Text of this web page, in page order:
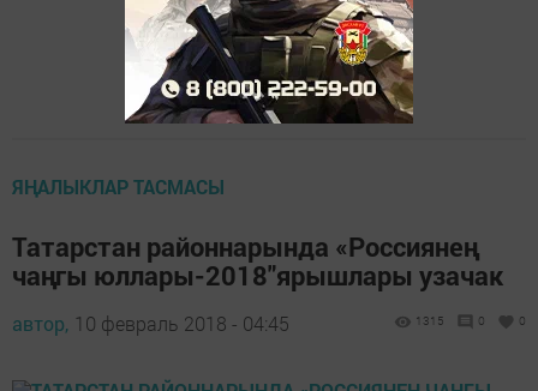
ЯҢАЛЫКЛАР ТАСМАСЫ
Татарстан районнарында «Россиянең
чаңгы юллары-2018"ярышлары узачак
автор, 10 февраль 2018 - 04:45 1315 0 0